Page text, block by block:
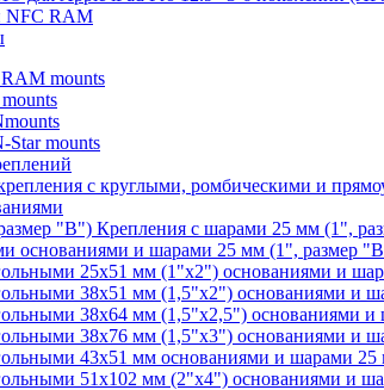
NFC RAM
mounts
Star mounts
Крепления с шарами 25 мм (1",
основаниями и шарами 25 мм (1", размер
25х51 мм (1"х2") основаниями и
38х51 мм (1,5"х2") основаниями и
38х64 мм (1,5"х2,5") основаниями
38х76 мм (1,5"х3") основаниями и
43x51 мм основаниями и шарами 25
51х102 мм (2"х4") основаниями и